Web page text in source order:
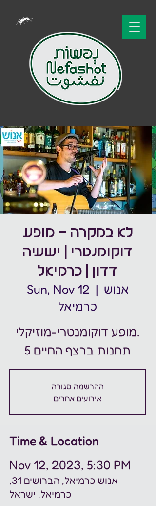
לא במקרה - מופע
דוקומנטרי | ישעיה
דדון | כרמיאל
Sun, Nov 12
  |
אנוש
כרמיאל
מופע דוקומנטרי-מוזיקלי.
ההרשמה סגורה
אירועים אחרים
Time & Location
Nov 12, 2023, 5:30 PM
אנוש כרמיאל, הברושים 31,
כרמיאל, ישראל